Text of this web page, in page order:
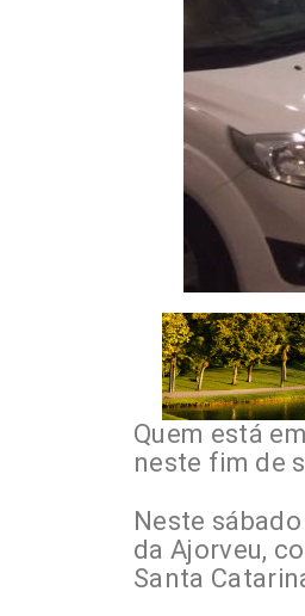
Quem está
neste fim de
Neste
da Ajorveu,
Santa